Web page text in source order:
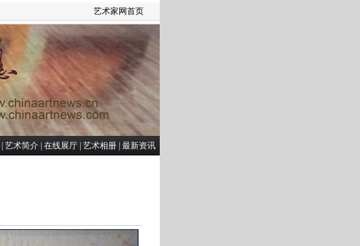
艺术家网首页
艺术简介 在线展厅 艺术相册 最新资讯